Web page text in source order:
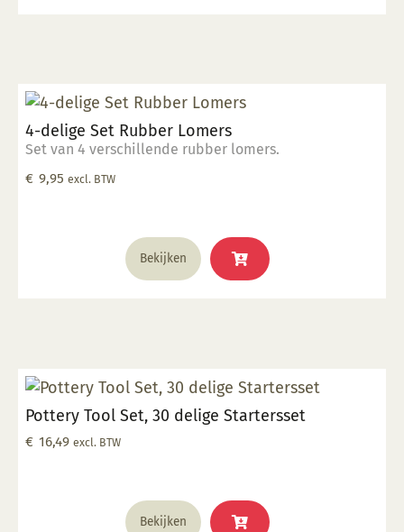
4-delige Set Rubber Lomers
Set van 4 verschillende rubber lomers.
€ 9,95 excl. BTW
Bekijken
Pottery Tool Set, 30 delige Startersset
€ 16,49 excl. BTW
Bekijken